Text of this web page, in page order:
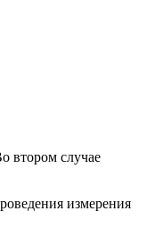
втором случае
измерения